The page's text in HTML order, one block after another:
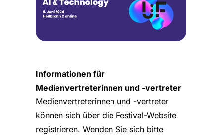
Informationen für
Medienvertreterinnen und -vertreter
Medienvertreterinnen und -vertreter
können sich über die Festival-Website
registrieren. Wenden Sie sich bitte